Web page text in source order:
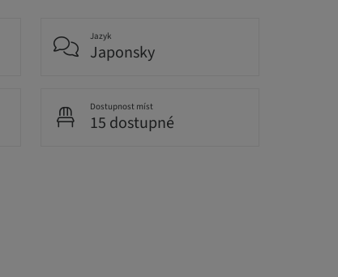
Jazyk
Japonsky
Dostupnost míst
15 dostupné